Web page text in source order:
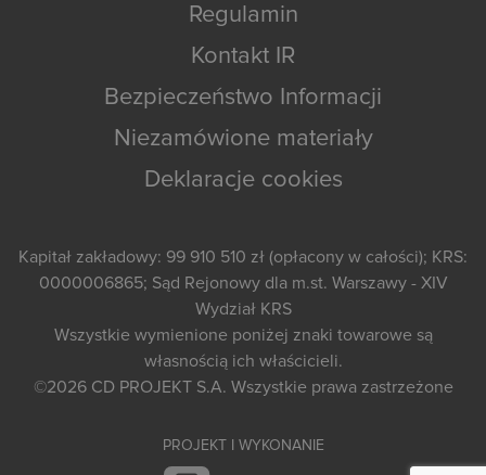
Regulamin
Kontakt IR
Bezpieczeństwo Informacji
Niezamówione materiały
Deklaracje cookies
Kapitał zakładowy: 99 910 510 zł (opłacony w całości); KRS:
0000006865; Sąd Rejonowy dla m.st. Warszawy - XIV
Wydział KRS
Wszystkie wymienione poniżej znaki towarowe są
własnością ich właścicieli.
©2026 CD PROJEKT S.A. Wszystkie prawa zastrzeżone
PROJEKT I WYKONANIE